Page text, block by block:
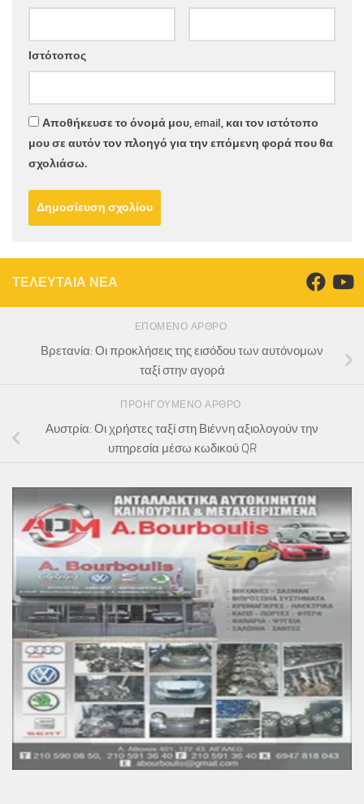
Ιστότοπος
Αποθήκευσε το όνομά μου, email, και τον ιστότοπο
μου σε αυτόν τον πλοηγό για την επόμενη φορά που θα
σχολιάσω.
ΤΕΛΕΥΤΑΙΑ ΝΕΑ
ΕΠΌΜΕΝΟ ΆΡΘΡΟ
Βρετανία: Οι προκλήσεις της εισόδου των αυτόνομων
ταξί στην αγορά
ΠΡΟΗΓΟΎΜΕΝΟ ΆΡΘΡΟ
Αυστρία: Οι χρήστες ταξί στη Βιέννη αξιολογούν την
υπηρεσία μέσω κωδικού QR